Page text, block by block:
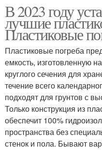
В 2023 году
лучшие
Пластиковые
Пластиковые погреба
емкость, изготовленную
круглого сечения для
течение всего
подходят для грунтов с
Только конструкция из
обеспечит 100%
пространства без
стенок и пола. Бывают